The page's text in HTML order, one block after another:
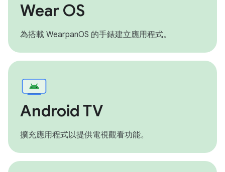
Wear OS
為搭載 WearpanOS 的手錶建立應用程式。
Android TV
擴充應用程式以提供電視觀看功能。